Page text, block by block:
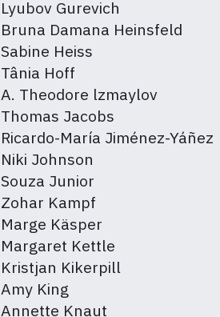
Lyubov Gurevich
Bruna Damana Heinsfeld
Sabine Heiss
Tânia Hoff
A. Theodore lzmaylov
Thomas Jacobs
Ricardo-María Jiménez-Yáñez
Niki Johnson
Souza Junior
Zohar Kampf
Marge Käsper
Margaret Kettle
Kristjan Kikerpill
Amy King
Annette Knaut